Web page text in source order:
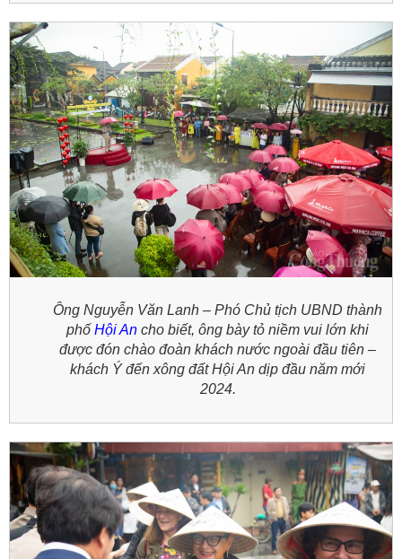
Ông Nguyễn Văn Lanh – Phó Chủ tịch UBND thành
phốHội An cho biết, ông bày tỏ niềm vui lớn khi
được đón chào đoàn khách nước ngoài đầu tiên –
khách Ý đến xông đất Hội An dịp đầu năm mới
2024.